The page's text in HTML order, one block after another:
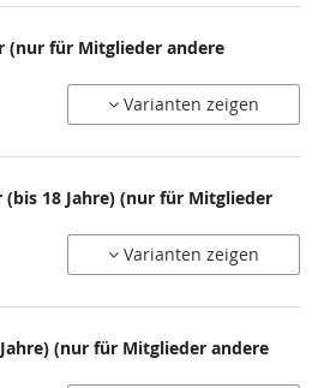
(nur für Mitglieder andere
Varianten zeigen
(bis 18 Jahre) (nur für Mitglieder
Varianten zeigen
(nur für Mitglieder andere